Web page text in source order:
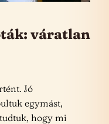
váratlan
Jó
egymást,
hogy mi